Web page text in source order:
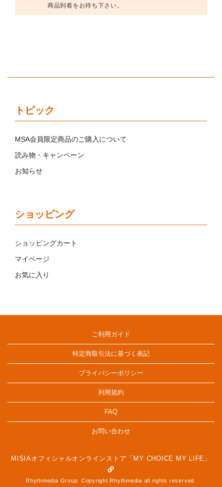
商品到着をお待ち下さい。
トピック
MSA会員限定商品のご購入について
読み物・キャンペーン
お知らせ
ショッピング
ショッピングカート
マイページ
お気に入り
ご利用ガイド
特定商取引法に基づく表記
プライバシーポリシー
利用規約
FAQ
お問い合わせ
MISIAオフィシャルオンラインストア「MY CHOICE MY LIFE」
Rhythmedia Group. Copyright Rhythmedia all rights reserved.